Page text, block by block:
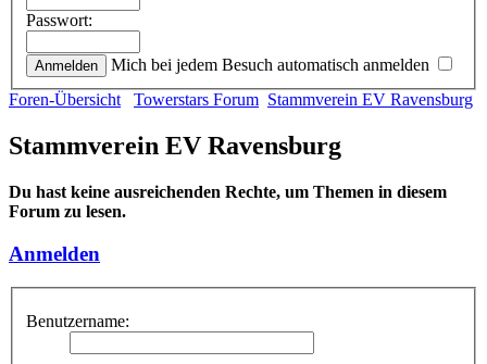
Passwort:
Mich bei jedem Besuch automatisch anmelden
Foren-Übersicht
Towerstars Forum Stammverein EV Ravensburg
Stammverein EV Ravensburg
Du hast keine ausreichenden Rechte, um Themen in diesem
Forum zu lesen.
Anmelden
Benutzername: